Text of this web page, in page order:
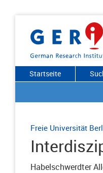
Startseite
Freie Universität
Habelschwerdter